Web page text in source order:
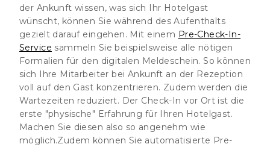
der Ankunft wissen, was sich Ihr Hotelgast
wünscht, können Sie während des Aufenthalts
gezielt darauf eingehen. Mit einem Pre-Check-In-
Service sammeln Sie beispielsweise alle nötigen
Formalien für den digitalen Meldeschein. So können
sich Ihre Mitarbeiter bei Ankunft an der Rezeption
voll auf den Gast konzentrieren. Zudem werden die
Wartezeiten reduziert. Der Check-In vor Ort ist die
erste "physische" Erfahrung für Ihren Hotelgast.
Machen Sie diesen also so angenehm wie
möglich.Zudem können Sie automatisierte Pre-